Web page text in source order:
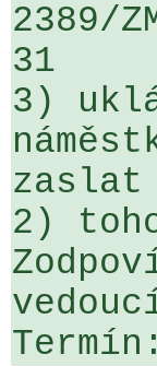
31
3)
zaslat
2)